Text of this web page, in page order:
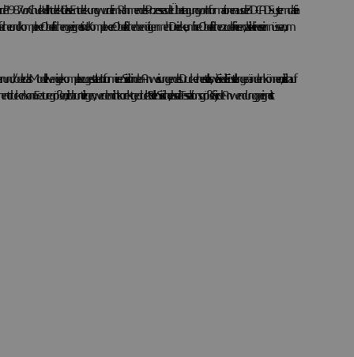
1987 von Chuck Hill entdeckt. Diese Entdeckung wurde im Rahmen des Prozesses der Übertragung von Informationen aus der 3D-CAD-Systemdatei in
und komplexer Oberflächen geeignet sind. Komplexere Oberflächen benötigen mehr Dreiecke, um ihre Oberflächen zu definieren, da sie kleiner sein müssen, um
das Modell weniger komplex zu gestalten. Informieren Sie sich in den Anweisungen des Druckerherstellers, wie Sie die Einstellungen ändern können, die sich auf
Featuregrößen, die darunter liegen, werden nicht korrekt gedruckt. Stellen Sie sicher, dass die Tesselationsgröße für jede Anwendung geeignet ist.